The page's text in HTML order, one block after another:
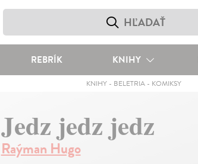
REBRÍK KNIHY
KNIHY- BELETRIA- KOMIKSY
Jedz jedz jedz
Raýman Hugo